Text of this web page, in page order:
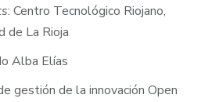
: Centro Tecnológico Riojano,
de La Rioja
Alba Elías
gestión de la innovación Open